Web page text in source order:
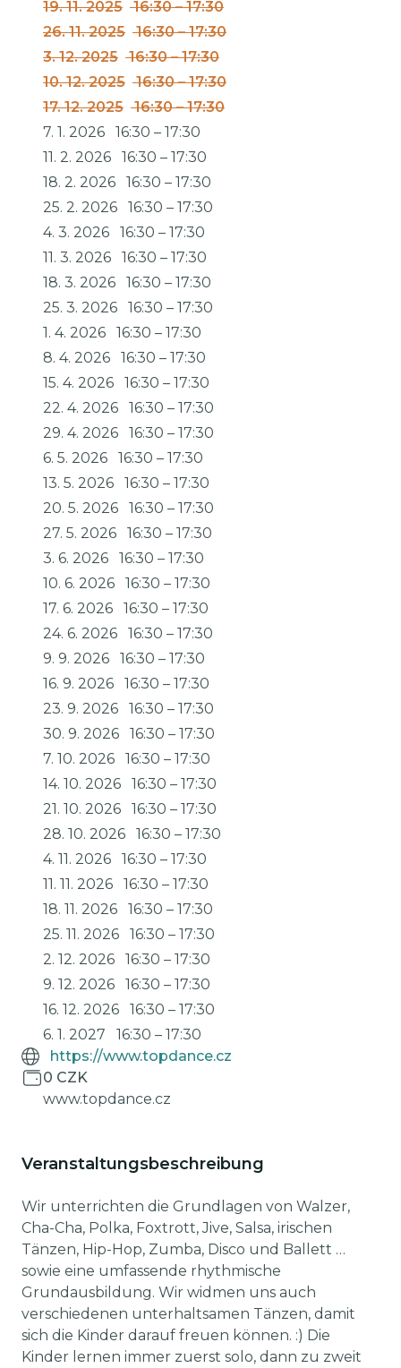
19. 11. 2025
16:30 – 17:30
26. 11. 2025
16:30 – 17:30
3. 12. 2025
16:30 – 17:30
10. 12. 2025
16:30 – 17:30
17. 12. 2025
16:30 – 17:30
7. 1. 2026
16:30 – 17:30
11. 2. 2026
16:30 – 17:30
18. 2. 2026
16:30 – 17:30
25. 2. 2026
16:30 – 17:30
4. 3. 2026
16:30 – 17:30
11. 3. 2026
16:30 – 17:30
18. 3. 2026
16:30 – 17:30
25. 3. 2026
16:30 – 17:30
1. 4. 2026
16:30 – 17:30
8. 4. 2026
16:30 – 17:30
15. 4. 2026
16:30 – 17:30
22. 4. 2026
16:30 – 17:30
29. 4. 2026
16:30 – 17:30
6. 5. 2026
16:30 – 17:30
13. 5. 2026
16:30 – 17:30
20. 5. 2026
16:30 – 17:30
27. 5. 2026
16:30 – 17:30
3. 6. 2026
16:30 – 17:30
10. 6. 2026
16:30 – 17:30
17. 6. 2026
16:30 – 17:30
24. 6. 2026
16:30 – 17:30
9. 9. 2026
16:30 – 17:30
16. 9. 2026
16:30 – 17:30
23. 9. 2026
16:30 – 17:30
30. 9. 2026
16:30 – 17:30
7. 10. 2026
16:30 – 17:30
14. 10. 2026
16:30 – 17:30
21. 10. 2026
16:30 – 17:30
28. 10. 2026
16:30 – 17:30
4. 11. 2026
16:30 – 17:30
11. 11. 2026
16:30 – 17:30
18. 11. 2026
16:30 – 17:30
25. 11. 2026
16:30 – 17:30
2. 12. 2026
16:30 – 17:30
9. 12. 2026
16:30 – 17:30
16. 12. 2026
16:30 – 17:30
6. 1. 2027
16:30 – 17:30
https://www.topdance.cz
0 CZK
www.topdance.cz
Veranstaltungsbeschreibung
Wir unterrichten die Grundlagen von Walzer,
Cha-Cha, Polka, Foxtrott, Jive, Salsa, irischen
Tänzen, Hip-Hop, Zumba, Disco und Ballett …
sowie eine umfassende rhythmische
Grundausbildung. Wir widmen uns auch
verschiedenen unterhaltsamen Tänzen, damit
sich die Kinder darauf freuen können. :) Die
Kinder lernen immer zuerst solo, dann zu zweit